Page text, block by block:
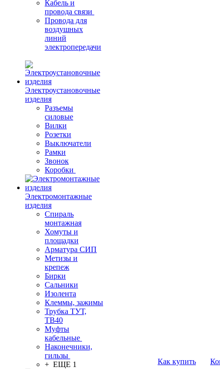
Кабель и
провода связи
Провода для
воздушных
линий
электропередачи
Электроустановочные
изделия
Разъемы
силовые
Вилки
Розетки
Выключатели
Рамки
Звонок
Коробки
Электромонтажные
изделия
Спираль
монтажная
Хомуты и
площадки
Арматура СИП
Метизы и
крепеж
Бирки
Сальники
Изолента
Клеммы, зажимы
Трубка ТУТ,
ТВ40
Муфты
кабельные
Наконечники,
гильзы
+ ЕЩЕ 1
Как купить